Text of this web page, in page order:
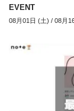
EVENT
08月01日 (土) / 08月